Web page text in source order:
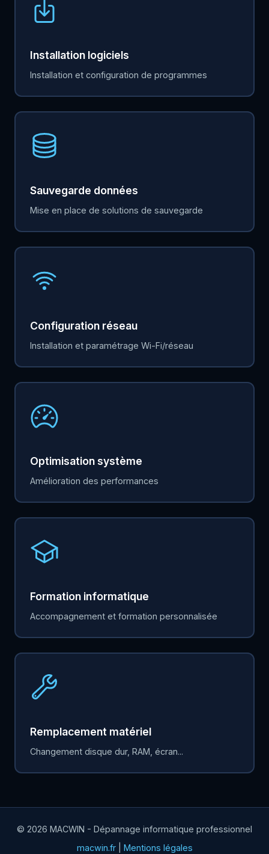
Installation logiciels
Installation et configuration de programmes
Sauvegarde données
Mise en place de solutions de sauvegarde
Configuration réseau
Installation et paramétrage Wi-Fi/réseau
Optimisation système
Amélioration des performances
Formation informatique
Accompagnement et formation personnalisée
Remplacement matériel
Changement disque dur, RAM, écran...
© 2026 MACWIN - Dépannage informatique professionnel
macwin.fr| Mentions légales